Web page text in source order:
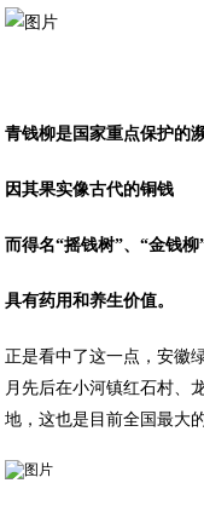
青钱柳是国家重点保护的
因其果实像古代的铜钱
而得名“摇钱树”、“金钱柳
具有药用和养生价值。
正是看中了这一点，安徽
月先后在小河镇红石村、
地，这也是目前全国最大